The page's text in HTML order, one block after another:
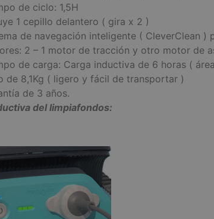
de ciclo: 1,5H
1 cepillo delantero ( gira x 2 )
de navegación inteligente ( CleverClean )
2 – 1 motor de tracción y otro motor de
de carga: Carga inductiva de 6 horas (
de 8,1Kg ( ligero y fácil de transportar )
de 3 años.
del limpiafondos: